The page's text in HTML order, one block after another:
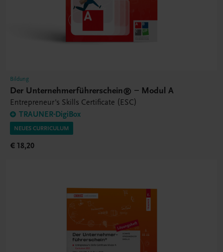
Bildung
Der Unternehmerführerschein® – Modul A
Entrepreneur's Skills Certificate (ESC)
TRAUNER-DigiBox
NEUES CURRICULUM
€ 18,20